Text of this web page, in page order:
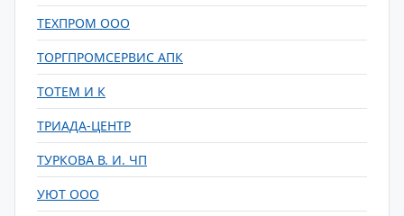
ТЕХПРОМ ООО
ТОРГПРОМСЕРВИС АПК
ТОТЕМ И К
ТРИАДА-ЦЕНТР
ТУРКОВА В. И. ЧП
УЮТ ООО